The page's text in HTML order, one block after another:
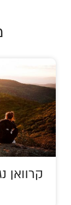
קרוואן